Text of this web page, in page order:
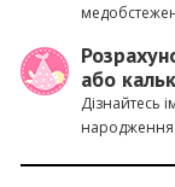
або
Дізнайтесь
народження